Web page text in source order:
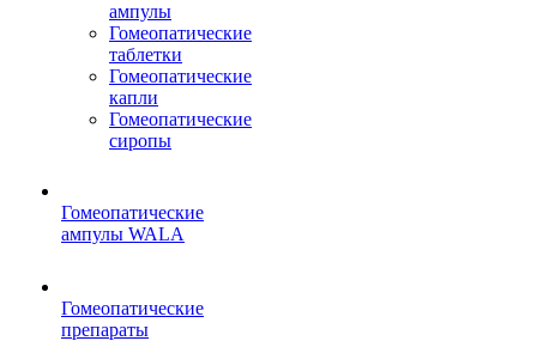
ампулы
Гомеопатические
таблетки
Гомеопатические
капли
Гомеопатические
сиропы
Гомеопатические
ампулы WALA
Гомеопатические
препараты